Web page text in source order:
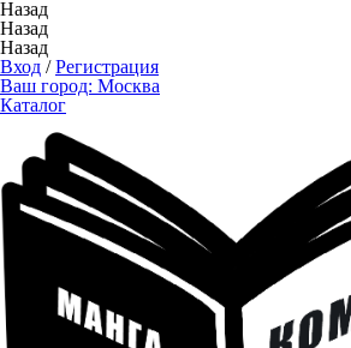
Назад
Назад
Назад
Вход /Регистрация
Ваш город: Москва
Каталог